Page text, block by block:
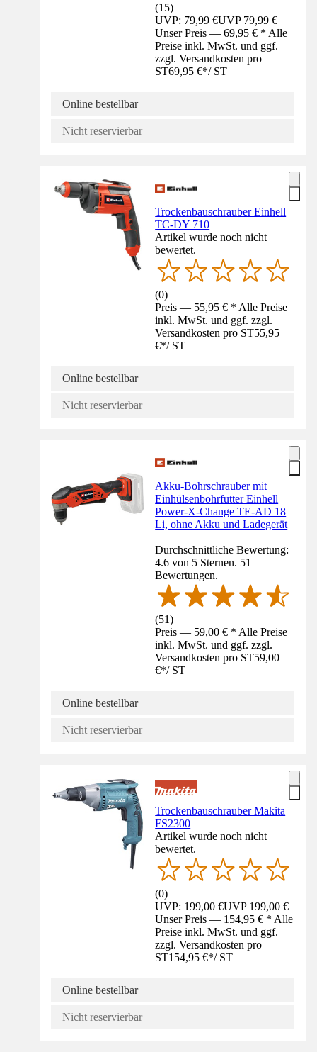
(15)
UVP: 79,99 €UVP79,99 €
Unser Preis — 69,95 € * Alle
Preise inkl. MwSt. und ggf.
zzgl. Versandkosten pro
ST69,95 €*/ ST
Online bestellbar
Nicht reservierbar
Trockenbauschrauber Einhell
TC-DY 710
Artikel wurde noch nicht
bewertet.
(0)
Preis — 55,95 € * Alle Preise
inkl. MwSt. und ggf. zzgl.
Versandkosten pro ST55,95
€*/ ST
Online bestellbar
Nicht reservierbar
Akku-Bohrschrauber mit
Einhülsenbohrfutter Einhell
Power-X-Change TE-AD 18
Li, ohne Akku und Ladegerät
Durchschnittliche Bewertung:
4.6 von 5 Sternen. 51
Bewertungen.
(51)
Preis — 59,00 € * Alle Preise
inkl. MwSt. und ggf. zzgl.
Versandkosten pro ST59,00
€*/ ST
Online bestellbar
Nicht reservierbar
Trockenbauschrauber Makita
FS2300
Artikel wurde noch nicht
bewertet.
(0)
UVP: 199,00 €UVP199,00 €
Unser Preis — 154,95 € * Alle
Preise inkl. MwSt. und ggf.
zzgl. Versandkosten pro
ST154,95 €*/ ST
Online bestellbar
Nicht reservierbar